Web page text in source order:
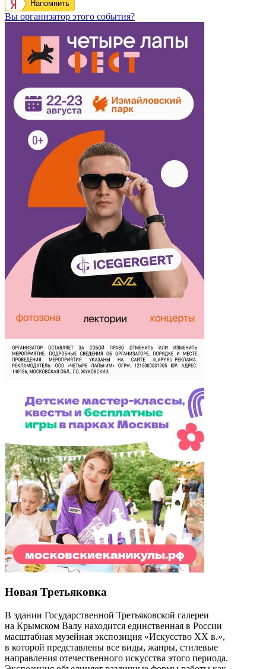
Напомнить
Вы организатор этого события?
Новая Третьяковка
В здании Государственной Третьяковской галереи
на Крымском Валу находится единственная в России
масштабная музейная экспозиция «Искусство ХХ в.»,
в которой представлены все виды, жанры, стилевые
направления отечественного искусства этого периода.